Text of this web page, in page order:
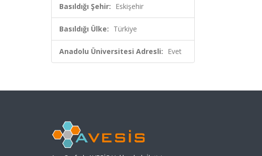
Basıldığı Şehir: Eskişehir
Basıldığı Ülke: Türkiye
Anadolu Üniversitesi Adresli: Evet